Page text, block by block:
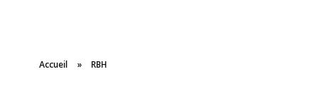
Accueil » RBH